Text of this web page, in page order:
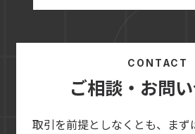
CONTACT
ご相談・お問
取引を前提としなくとも、まず